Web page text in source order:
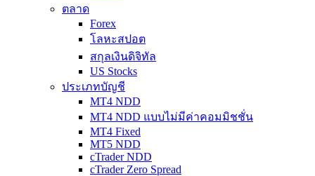
ตลาด
Forex
โลหะสปอต
สกุลเงินดิจิทัล
US Stocks
ประเภทบัญชี
MT4 NDD
MT4 NDD แบบไม่มีค่าคอมมิชชั่น
MT4 Fixed
MT5 NDD
cTrader NDD
cTrader Zero Spread